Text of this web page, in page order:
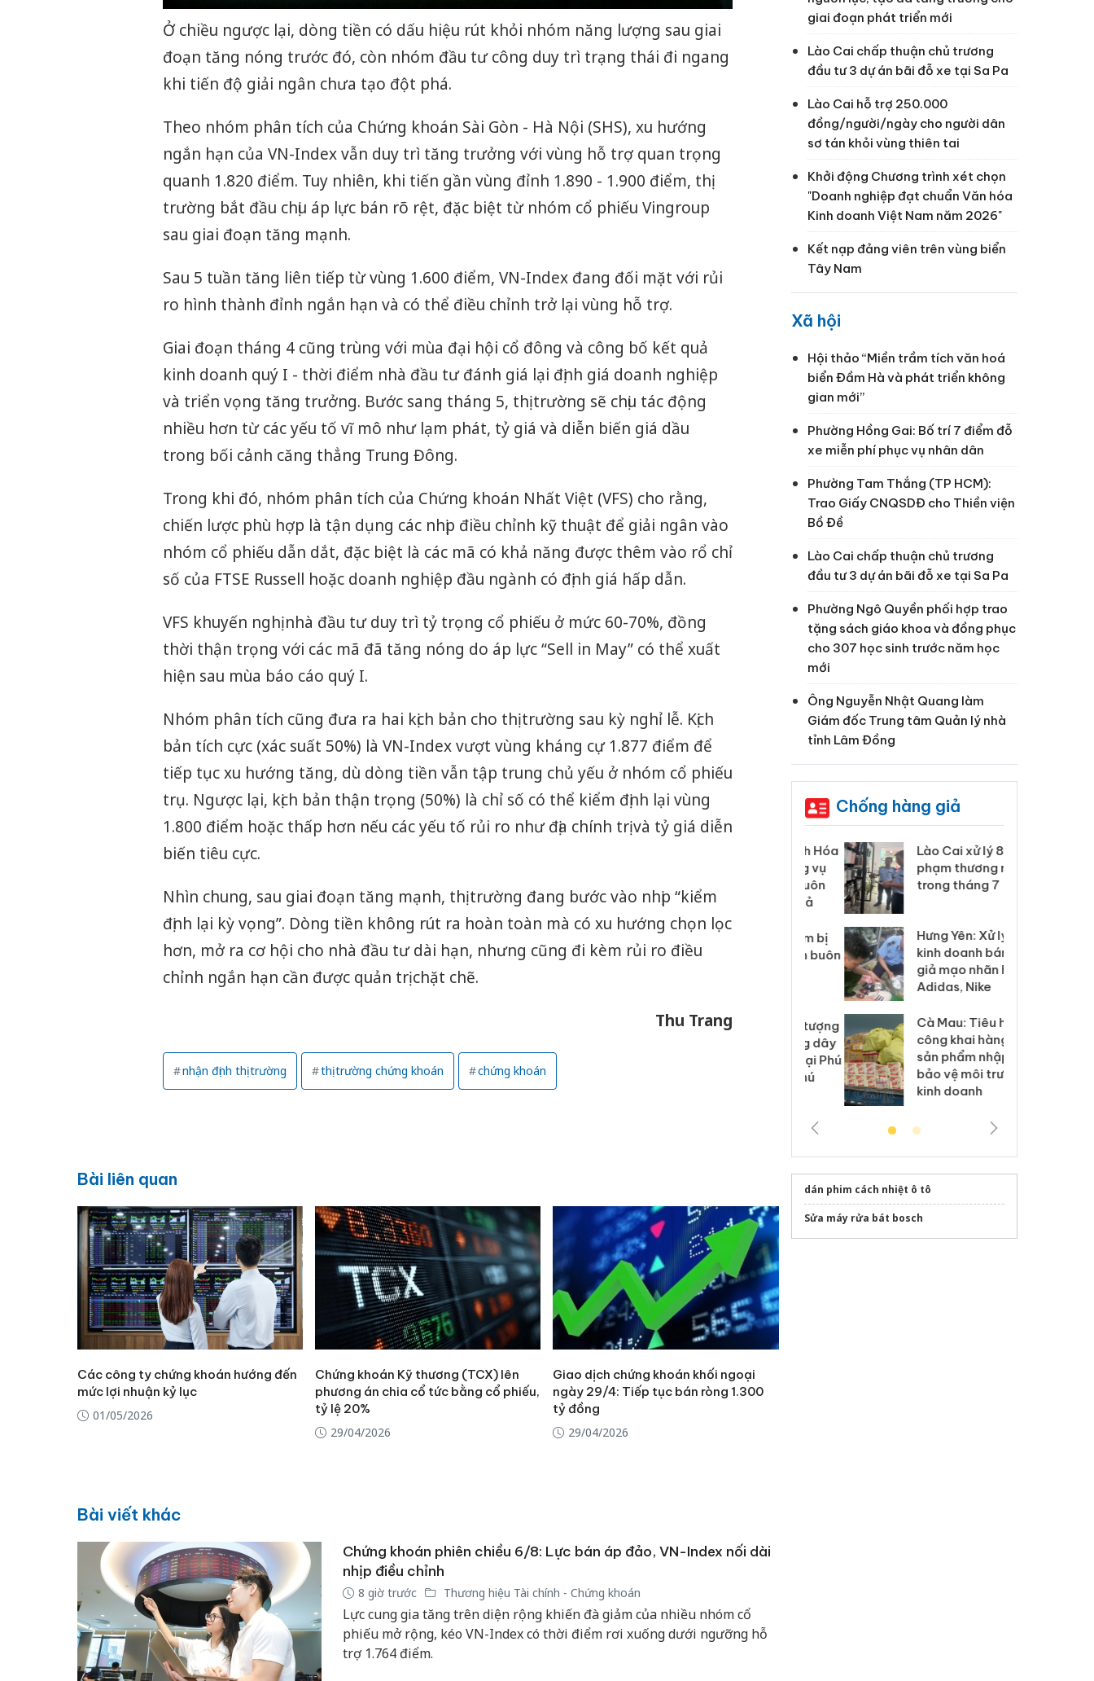
Ở chiều ngược lại, dòng tiền có dấu hiệu rút khỏi nhóm năng lượng sau giai
đoạn tăng nóng trước đó, còn nhóm đầu tư công duy trì trạng thái đi ngang
khi tiến độ giải ngân chưa tạo đột phá.
Theo nhóm phân tích của Chứng khoán Sài Gòn - Hà Nội (SHS), xu hướng
ngắn hạn của VN-Index vẫn duy trì tăng trưởng với vùng hỗ trợ quan trọng
quanh 1.820 điểm. Tuy nhiên, khi tiến gần vùng đỉnh 1.890 - 1.900 điểm, thị
trường bắt đầu chịu áp lực bán rõ rệt, đặc biệt từ nhóm cổ phiếu Vingroup
sau giai đoạn tăng mạnh.
Sau 5 tuần tăng liên tiếp từ vùng 1.600 điểm, VN-Index đang đối mặt với rủi
ro hình thành đỉnh ngắn hạn và có thể điều chỉnh trở lại vùng hỗ trợ.
Giai đoạn tháng 4 cũng trùng với mùa đại hội cổ đông và công bố kết quả
kinh doanh quý I - thời điểm nhà đầu tư đánh giá lại định giá doanh nghiệp
và triển vọng tăng trưởng. Bước sang tháng 5, thị trường sẽ chịu tác động
nhiều hơn từ các yếu tố vĩ mô như lạm phát, tỷ giá và diễn biến giá dầu
trong bối cảnh căng thẳng Trung Đông.
Trong khi đó, nhóm phân tích của Chứng khoán Nhất Việt (VFS) cho rằng,
chiến lược phù hợp là tận dụng các nhịp điều chỉnh kỹ thuật để giải ngân vào
nhóm cổ phiếu dẫn dắt, đặc biệt là các mã có khả năng được thêm vào rổ chỉ
số của FTSE Russell hoặc doanh nghiệp đầu ngành có định giá hấp dẫn.
VFS khuyến nghị nhà đầu tư duy trì tỷ trọng cổ phiếu ở mức 60-70%, đồng
thời thận trọng với các mã đã tăng nóng do áp lực “Sell in May” có thể xuất
hiện sau mùa báo cáo quý I.
Nhóm phân tích cũng đưa ra hai kịch bản cho thị trường sau kỳ nghỉ lễ. Kịch
bản tích cực (xác suất 50%) là VN-Index vượt vùng kháng cự 1.877 điểm để
tiếp tục xu hướng tăng, dù dòng tiền vẫn tập trung chủ yếu ở nhóm cổ phiếu
trụ. Ngược lại, kịch bản thận trọng (50%) là chỉ số có thể kiểm định lại vùng
1.800 điểm hoặc thấp hơn nếu các yếu tố rủi ro như địa chính trị và tỷ giá diễn
biến tiêu cực.
Nhìn chung, sau giai đoạn tăng mạnh, thị trường đang bước vào nhịp “kiểm
định lại kỳ vọng”. Dòng tiền không rút ra hoàn toàn mà có xu hướng chọn lọc
hơn, mở ra cơ hội cho nhà đầu tư dài hạn, nhưng cũng đi kèm rủi ro điều
chỉnh ngắn hạn cần được quản trị chặt chẽ.
Thu Trang
nhận định thị trường thị trường chứng khoán chứng khoán
Bài liên quan
Các công ty chứng khoán hướng đến
mức lợi nhuận kỷ lục
01/05/2026
Chứng khoán Kỹ thương (TCX) lên
phương án chia cổ tức bằng cổ phiếu,
tỷ lệ 20%
29/04/2026
Giao dịch chứng khoán khối ngoại
ngày 29/4: Tiếp tục bán ròng 1.300
tỷ đồng
29/04/2026
Bài viết khác
Chứng khoán phiên chiều 6/8: Lực bán áp đảo, VN-Index nối dài
nhịp điều chỉnh
8 giờ trước Thương hiệu Tài chính - Chứng khoán
Lực cung gia tăng trên diện rộng khiến đà giảm của nhiều nhóm cổ
phiếu mở rộng, kéo VN-Index có thời điểm rơi xuống dưới ngưỡng hỗ
trợ 1.764 điểm.
giai đoạn phát triển mới
Lào Cai chấp thuận chủ trương
đầu tư 3 dự án bãi đỗ xe tại Sa Pa
Lào Cai hỗ trợ 250.000
đồng/người/ngày cho người dân
sơ tán khỏi vùng thiên tai
Khởi động Chương trình xét chọn
"Doanh nghiệp đạt chuẩn Văn hóa
Kinh doanh Việt Nam năm 2026"
Kết nạp đảng viên trên vùng biển
Tây Nam
Xã hội
Hội thảo “Miền trầm tích văn hoá
biển Đầm Hà và phát triển không
gian mới”
Phường Hồng Gai: Bố trí 7 điểm đỗ
xe miễn phí phục vụ nhân dân
Phường Tam Thắng (TP HCM):
Trao Giấy CNQSDĐ cho Thiền viện
Bồ Đề
Lào Cai chấp thuận chủ trương
đầu tư 3 dự án bãi đỗ xe tại Sa Pa
Phường Ngô Quyền phối hợp trao
tặng sách giáo khoa và đồng phục
cho 307 học sinh trước năm học
mới
Ông Nguyễn Nhật Quang làm
Giám đốc Trung tâm Quản lý nhà
tỉnh Lâm Đồng
Chống hàng giả
án sản xuất, buôn
bán yến sào giả
hại trong vụ án buôn
An Giang: Đối tượng
Lào Cai xử lý 83 vụ vi
phạm thương mại
trong tháng 7
Hưng Yên: Xử lý 6 hộ
kinh doanh bán hàng
giả mạo nhãn hiệu
Adidas, Nike
Cà Mau: Tiêu hủy
công khai hàng ngàn
sản phẩm nhập lậu,
bảo vệ môi trường
kinh doanh
dán phim cách nhiệt ô tô
Sửa máy rửa bát bosch